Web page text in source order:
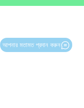
আপনার মতামত প্রদান করুন